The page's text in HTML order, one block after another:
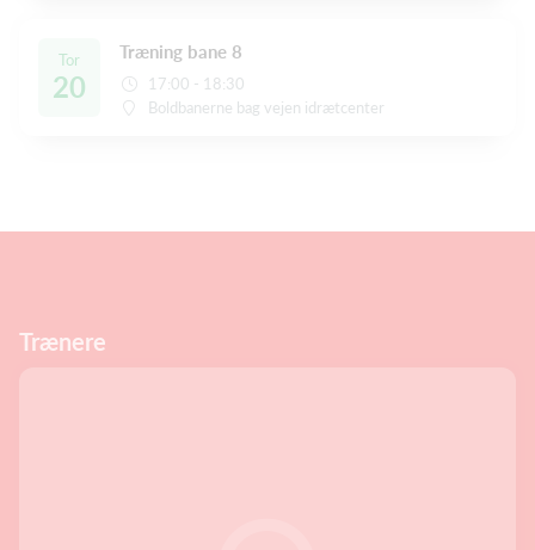
Tor
20
Træning bane 8
17:00 - 18:30
Boldbanerne bag vejen idrætcenter
Trænere